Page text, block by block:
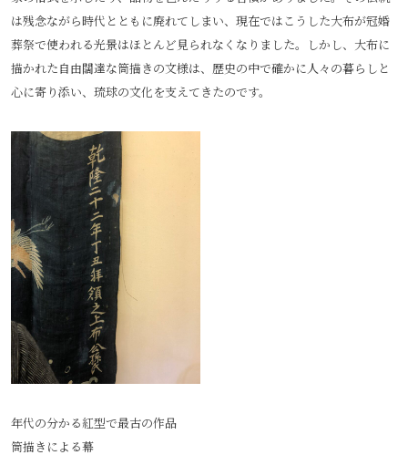
は残念ながら時代とともに廃れてしまい、現在ではこうした大布が冠婚
葬祭で使われる光景はほとんど見られなくなりました。しかし、大布に
描かれた自由闊達な筒描きの文様は、歴史の中で確かに人々の暮らしと
心に寄り添い、琉球の文化を支えてきたのです。
年代の分かる紅型で最古の作品
筒描きによる幕